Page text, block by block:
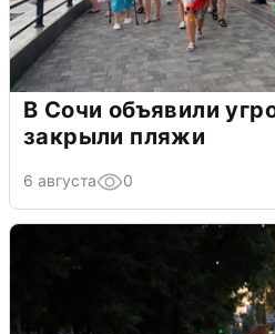
В Сочи объявили
закрыли пляжи
6 августа 0